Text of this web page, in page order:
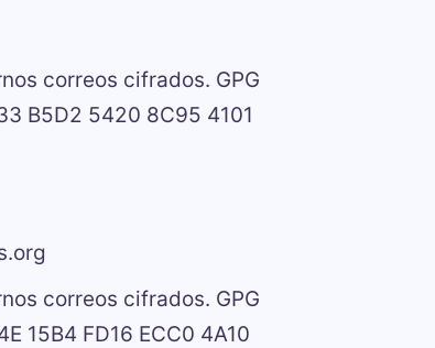
correos cifrados. GPG
B5D2 5420 8C95 4101
correos cifrados. GPG
15B4 FD16 ECC0 4A10